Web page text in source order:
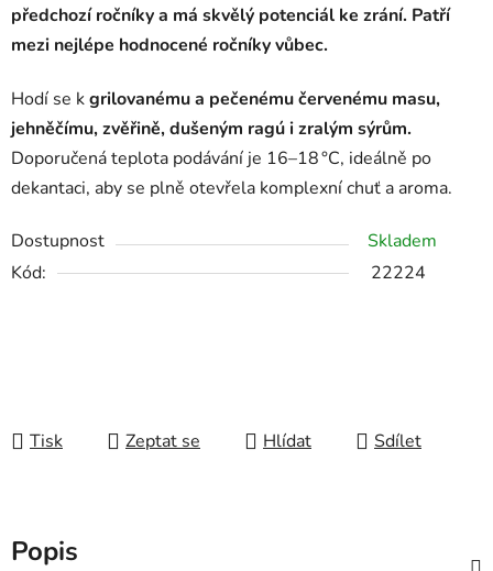
předchozí ročníky a má skvělý potenciál ke zrání. Patří
mezi nejlépe hodnocené ročníky vůbec.
Hodí se kgrilovanému a pečenému červenému masu,
jehněčímu, zvěřině, dušeným ragú i zralým sýrům.
Doporučená teplota podávání je 16–18 °C, ideálně po
dekantaci, aby se plně otevřela komplexní chuť a aroma.
Dostupnost
Skladem
Kód:
22224
Tisk Zeptat se Hlídat Sdílet
Popis